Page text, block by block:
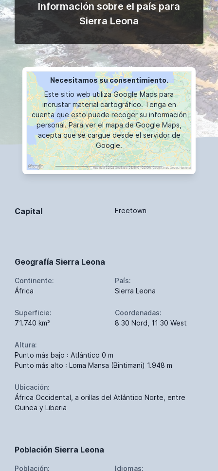
Información sobre el país para
Sierra Leona
Necesitamos su consentimiento.
Este sitio web utiliza Google Maps para
incrustar material cartográfico. Tenga en
cuenta que esto puede recoger su información
personal. Para ver el mapa de Google Maps,
acepta que se cargue desde el servidor de
Google.
VISUALIZACIÓN DE MAPAS
Capital Freetown
Geografía Sierra Leona
Continente:
África
País:
Sierra Leona
Superficie:
71.740 km²
Coordenadas:
8 30 Nord, 11 30 West
Altura:
Punto más bajo : Atlántico 0 m
Punto más alto : Loma Mansa (Bintimani) 1.948 m
Ubicación:
África Occidental, a orillas del Atlántico Norte, entre
Guinea y Liberia
Población Sierra Leona
Población:
Idiomas: